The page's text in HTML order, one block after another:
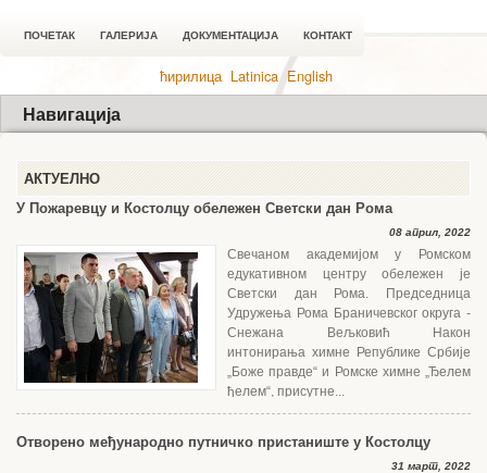
ПОЧЕТАК ГАЛЕРИЈА ДОКУМЕНТАЦИЈА КОНТАКТ
ћирилица Latinica English
Навигација
АКТУЕЛНО
У Пожаревцу и Костолцу обележен Светски дан Рома
08 април, 2022
Свечаном академијом у Ромском
едукативном центру обележен је
Светски дан Рома. Председница
Удружења Рома Браничевског округа -
Снежана Вељковић Након
интонирања химне Републике Србије
„Боже правде“ и Ромске химне „Ђелем
ђелем“, присутне...
Отворено међународно путничко пристаниште у Костолцу
31 март, 2022